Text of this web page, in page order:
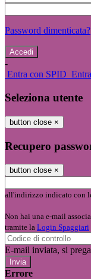
Password dimenticata?
-
Entra con SPID
Seleziona utente
button close ×
Recupero
button close ×
all'indirizzo indicato con
Non hai una e-mail
tramite la Login Spaggiari
E-mail inviata, si
Errore